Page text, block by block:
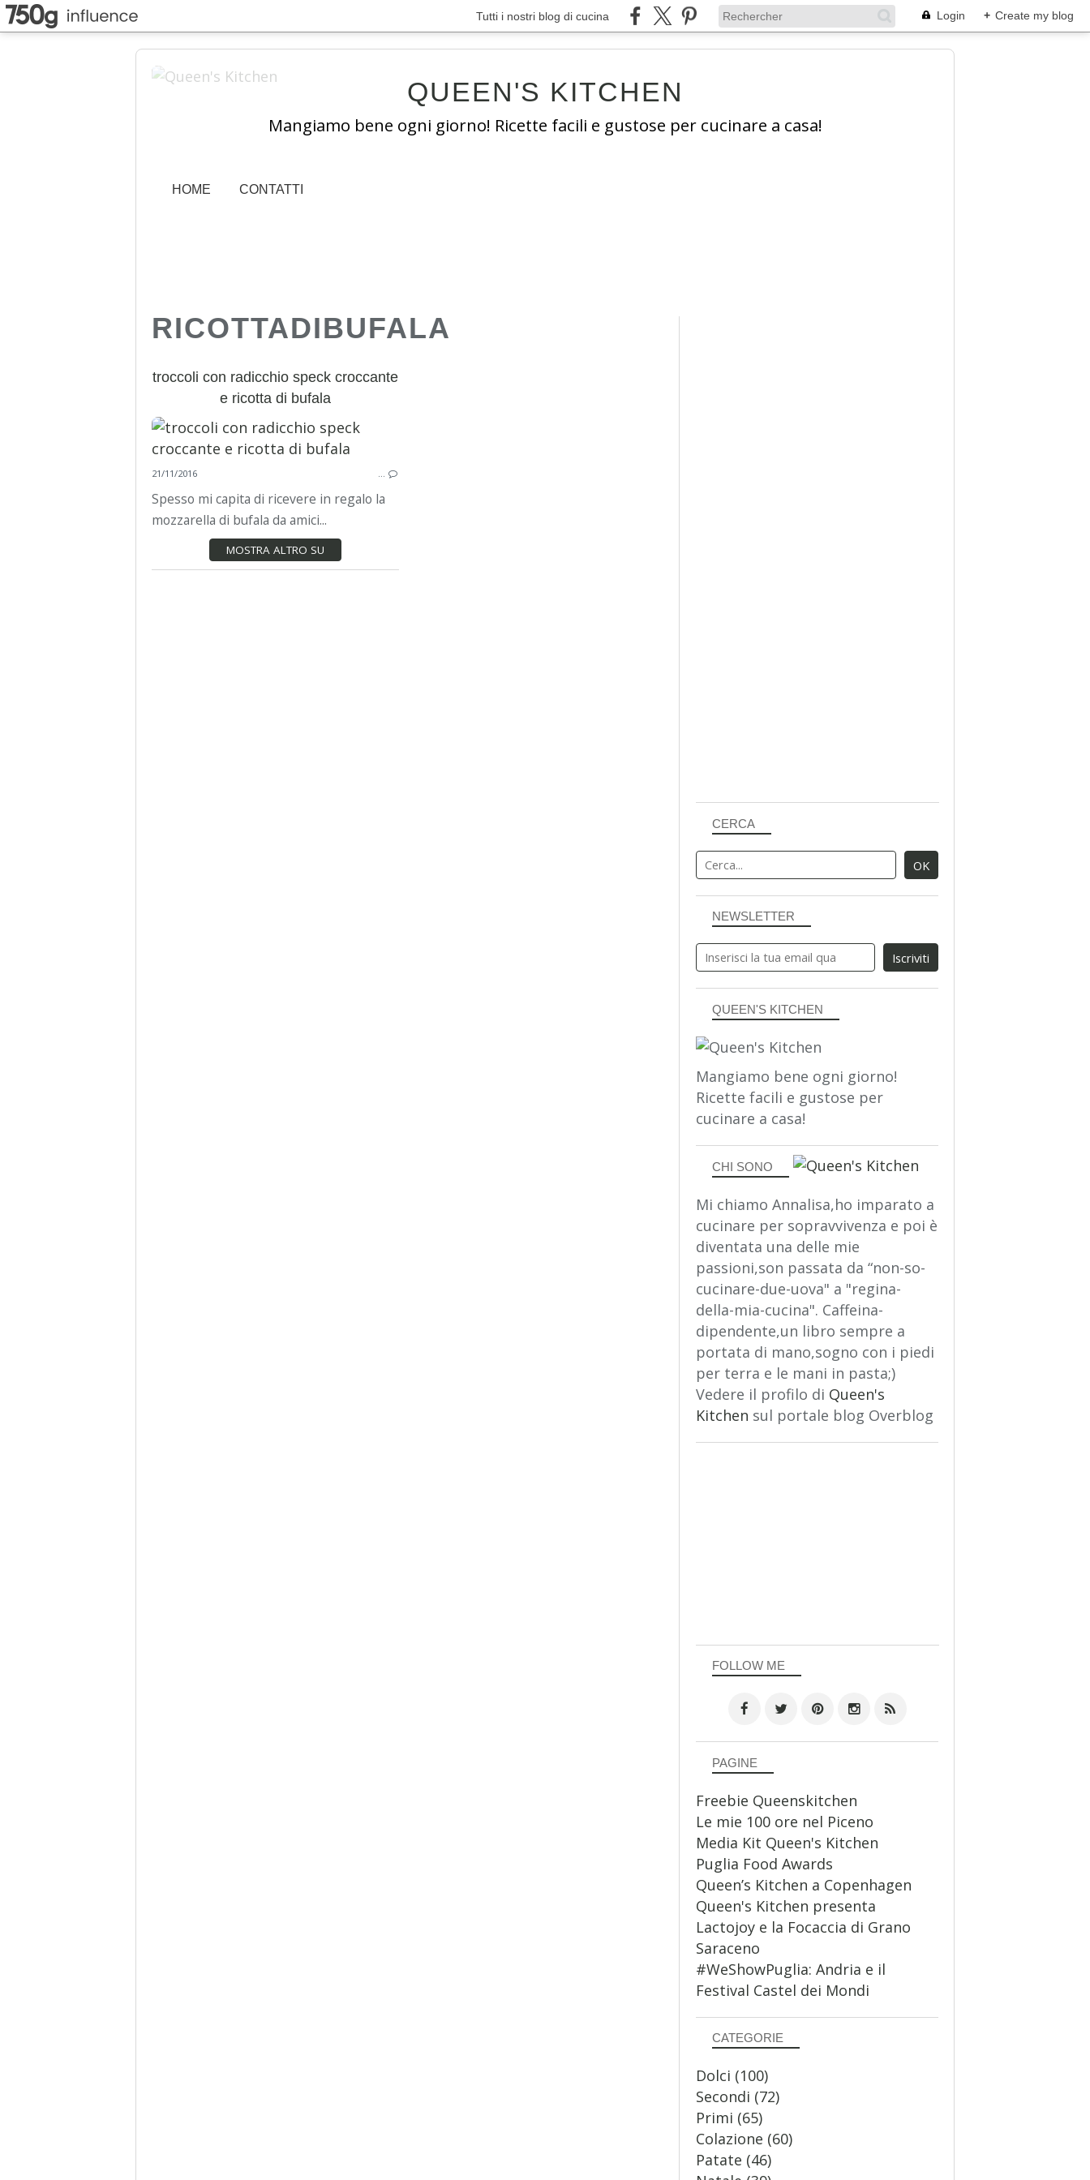
Tutti i nostri blog di cucina Login + Create my blog
QUEEN'S KITCHEN
Mangiamo bene ogni giorno! Ricette facili e gustose per cucinare a casa!
HOME CONTATTI
RICOTTADIBUFALA
troccoli con radicchio speck croccante
e ricotta di bufala
21/11/2016 …
Spesso mi capita di ricevere in regalo la
mozzarella di bufala da amici...
MOSTRA ALTRO SU
NEWSLETTER
FOLLOW ME
CERCA
QUEEN'S KITCHEN
Mangiamo bene ogni giorno!
Ricette facili e gustose per
cucinare a casa!
CHI SONO
Mi chiamo Annalisa,ho imparato a
cucinare per sopravvivenza e poi è
diventata una delle mie
passioni,son passata da “non-so-
cucinare-due-uova" a "regina-
della-mia-cucina". Caffeina-
dipendente,un libro sempre a
portata di mano,sogno con i piedi
per terra e le mani in pasta;)
Vedere il profilo di Queen's
Kitchen sul portale blog Overblog
PAGINE
Freebie Queenskitchen
Le mie 100 ore nel Piceno
Media Kit Queen's Kitchen
Puglia Food Awards
Queen’s Kitchen a Copenhagen
Queen's Kitchen presenta
Lactojoy e la Focaccia di Grano
Saraceno
#WeShowPuglia: Andria e il
Festival Castel dei Mondi
CATEGORIE
Dolci (100)
Secondi (72)
Primi (65)
Colazione (60)
Patate (46)